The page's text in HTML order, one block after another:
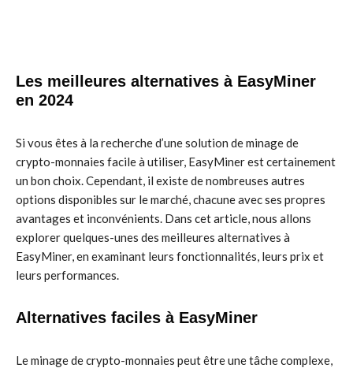
Les meilleures alternatives à EasyMiner
en 2024
Si vous êtes à la recherche d’une solution de minage de
crypto-monnaies facile à utiliser, EasyMiner est certainement
un bon choix. Cependant, il existe de nombreuses autres
options disponibles sur le marché, chacune avec ses propres
avantages et inconvénients. Dans cet article, nous allons
explorer quelques-unes des meilleures alternatives à
EasyMiner, en examinant leurs fonctionnalités, leurs prix et
leurs performances.
Alternatives faciles à EasyMiner
Le minage de crypto-monnaies peut être une tâche complexe,